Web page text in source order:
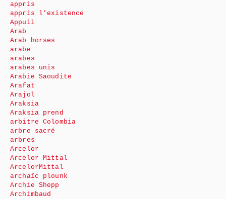
appris
appris l’existence
Appuii
Arab
Arab horses
arabe
arabes
arabes unis
Arabie Saoudite
Arafat
Arajol
Araksia
Araksia prend
arbitre Colombia
arbre sacré
arbres
Arcelor
Arcelor Mittal
ArcelorMittal
archaïc plounk
Archie Shepp
Archimbaud